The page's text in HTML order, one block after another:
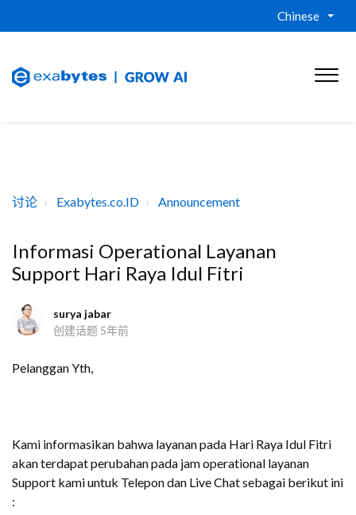
Chinese
讨论 Exabytes.co.ID Announcement
Informasi Operational Layanan
Support Hari Raya Idul Fitri
surya jabar
创建话题 5年前
Pelanggan Yth,
Kami informasikan bahwa layanan pada Hari Raya Idul Fitri
akan terdapat perubahan pada jam operational layanan
Support kami untuk Telepon dan Live Chat sebagai berikut ini
: